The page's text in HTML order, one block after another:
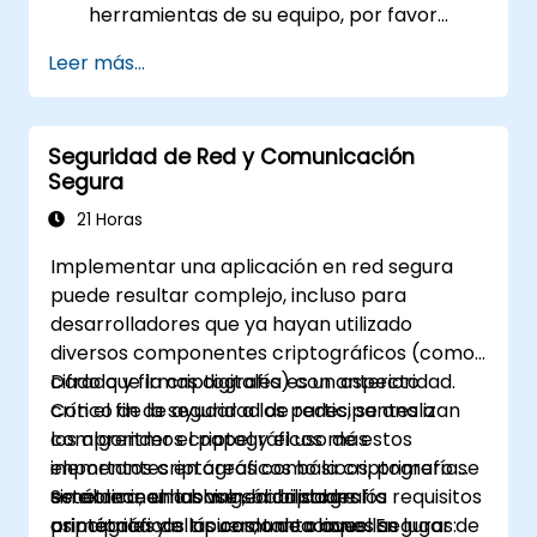
herramientas de su equipo, por favor
Leer más...
Seguridad de Red y Comunicación
Segura
21 Horas
Implementar una aplicación en red segura
puede resultar complejo, incluso para
desarrolladores que ya hayan utilizado
diversos componentes criptográficos (como
cifrado y firmas digitales) con anterioridad.
Con el fin de ayudar a los participantes a
comprender el papel y el uso de estos
elementos criptográficos básicos, primero se
establece una base sólida sobre los requisitos
principales de las comunicaciones seguras:
Dado que la criptografía es un aspecto
crítico de la seguridad de redes, se analizan
los algoritmos criptográficos más
importantes en áreas como la criptografía
simétrica, el hashing, la criptografía
asimétrica y el acuerdo de claves. En lugar de
Se examinan las vulnerabilidades
criptográficas típicas, tanto aquellas